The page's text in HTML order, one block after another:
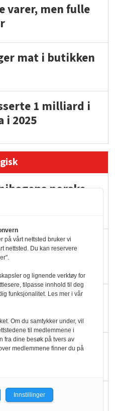
varer, men fulle
mat i butikken
1 milliard i
i 2025
norske
Kolby vant
Norge sin
å velge
sliter
Økokundene
på vårt nettsted bruker vi
nettsted. Du kan reservere
og lignende verktøy for
tilpasse innhold til deg
funksjonalitet. Les mer i vår
Om du samtykker under, vil
til medlemmene i
fra dine besøk på tvers av
medlemmene finner du på
Innstillinger